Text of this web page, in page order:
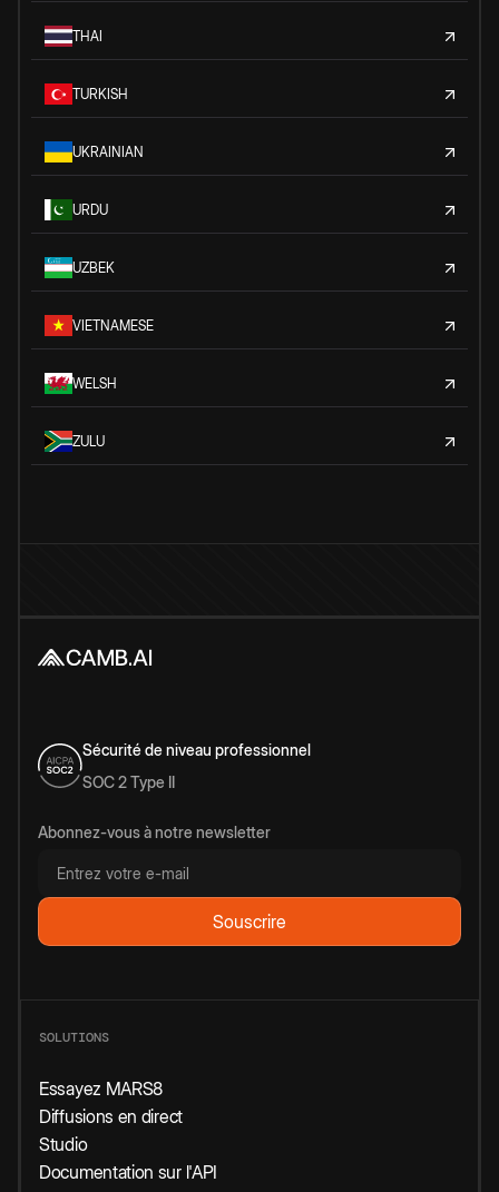
THAI
TURKISH
UKRAINIAN
URDU
UZBEK
VIETNAMESE
WELSH
ZULU
Sécurité de niveau professionnel
SOC 2 Type II
Abonnez-vous à notre newsletter
SOLUTIONS
Essayez MARS8
Diffusions en direct
Studio
Documentation sur l'API